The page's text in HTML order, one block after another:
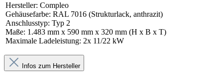
Hersteller: Compleo
Gehäusefarbe: RAL 7016 (Strukturlack, anthrazit)
Anschlusstyp: Typ 2
Maße: 1.483 mm x 590 mm x 320 mm (H x B x T)
Maximale Ladeleistung: 2x 11/22 kW
Infos zum Hersteller